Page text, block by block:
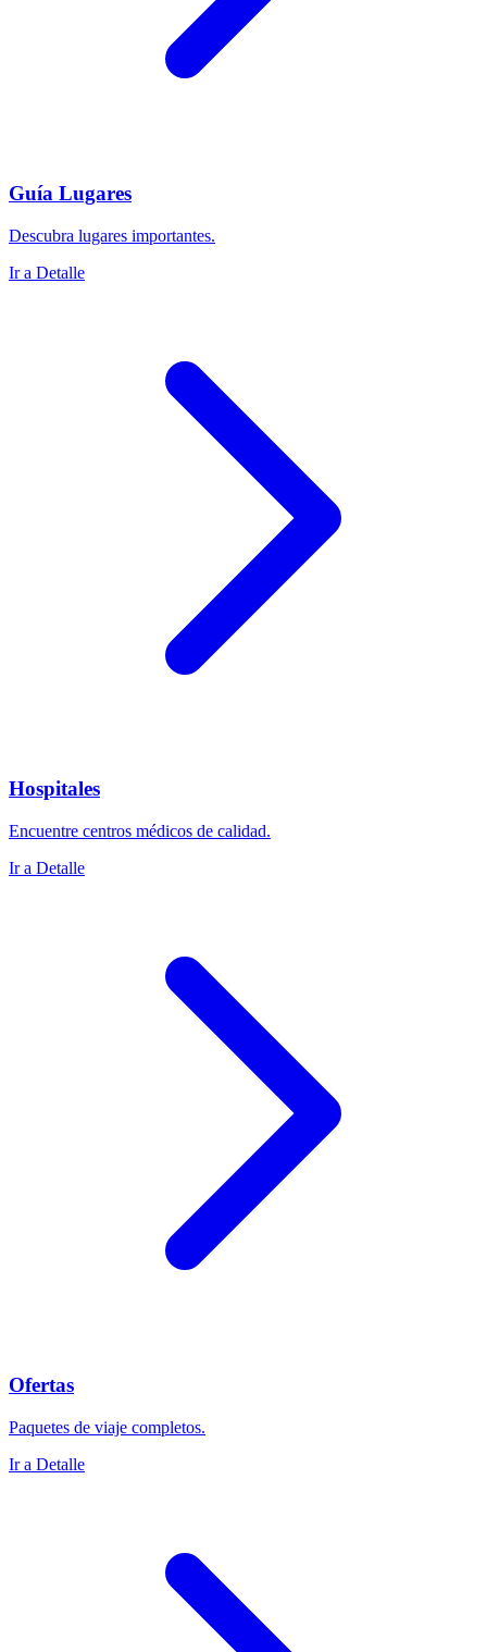
Guía Lugares
Descubra lugares importantes.
Ir a Detalle
Hospitales
Encuentre centros médicos de calidad.
Ir a Detalle
Ofertas
Paquetes de viaje completos.
Ir a Detalle